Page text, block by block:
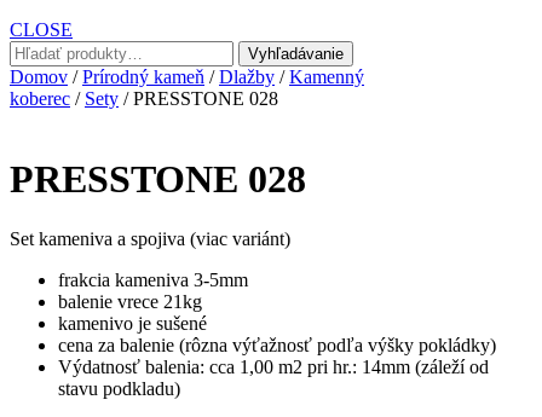
CLOSE
Hľadať:
Vyhľadávanie
Domov /Prírodný kameň /Dlažby /Kamenný
koberec / Sety / PRESSTONE 028
PRESSTONE 028
Set kameniva a spojiva (viac variánt)
frakcia kameniva 3-5mm
balenie vrece 21kg
kamenivo je sušené
cena za balenie (rôzna výťažnosť podľa výšky pokládky)
Výdatnosť balenia: cca 1,00 m2 pri hr.: 14mm (záleží od
stavu podkladu)